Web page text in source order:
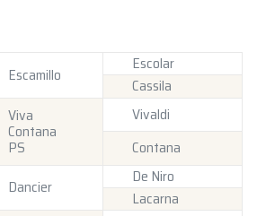
Escamillo
Escolar
Cassila
Viva
Contana
PS
Vivaldi
Contana
Dancier
De Niro
Lacarna